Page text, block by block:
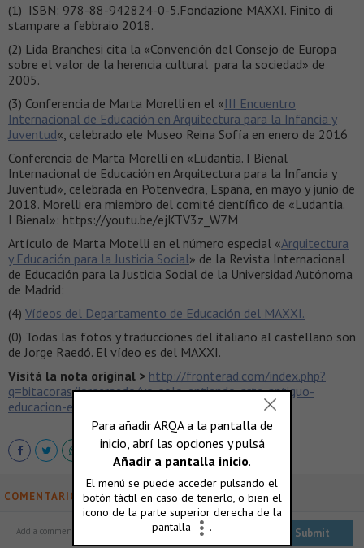
(1) ISBN: 978-88-942824-0-5.Fondazione MAXXI. Finito di
stampare a febbraio 2018.
(2) Lida Branchesi cita la «Convención del Consejo de Europa
sobre el valor de la herencia cultural para la sociedad» de
2005.
(3) Conferencia de Marta Morelli en el «III Encuentro
Internacional de Educación en Arquitectura para la Infancia y
Juventud«, celebrado ele Museo Reina Sofía en enero de 2016
Conferencia de Marta Morelli en «Ludantia. I Bienal
Internacional de Educación en Arquitectura para la Infancia y
Juventud», celebrada en Potenvedra, España, en mayo y junio de
2018. Morelli era miembro del comité científico de «Ludantia.
I Bienal»: https://youtu.be/ejKTV3z_W7M
Artículo de Marta Motelli en el número especial «Arquitectura
y Educación para la Justicia Social» de la Revista Internacional
de Educación para la Justicia Social de la Universidad Autónoma
de Madrid:
(4) Vídeos del Departamento de Educación del MAXXI.
(0) Todas las fotos y traducciones del italiano al castellano son
de Jorge Raedó. El vídeo es del MAXXI.
Visitá la nota original > http://fronterad.com/index.php?
q=bitacoras/jorgeraedo/yo-solo-entiendo-arte-antiguo-
educacion-en-maxxi-roma
COMENTARIOS